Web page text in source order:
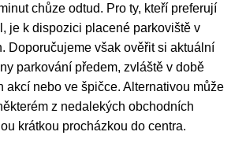
chůze odtud. Pro ty, kteří preferují
je k dispozici placené parkoviště v
Doporučujeme však ověřit si aktuální
parkování předem, zvláště v době
akcí nebo ve špičce. Alternativou může
z nedalekých obchodních
krátkou procházkou do centra.